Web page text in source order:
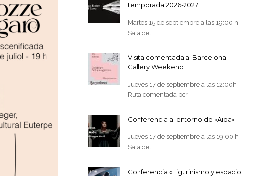
temporada 2026-2027
Martes 15 de septiembre a las 19:00 h
Sala del…
Visita comentada al Barcelona
Gallery Weekend
Jueves 17 de septiembre a las 12:00h
Ruta comentada por…
Conferencia al entorno de «Aida»
Jueves 17 de septiembre a las 19:00 h
Sala del…
Conferencia «Figurinismo y espacio